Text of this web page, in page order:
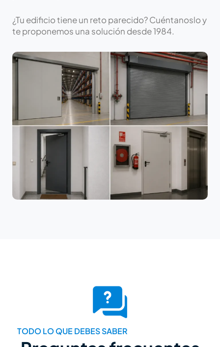
¿Tu edificio tiene un reto parecido? Cuéntanoslo y
te proponemos una solución desde 1984.
TODO LO QUE DEBES SABER